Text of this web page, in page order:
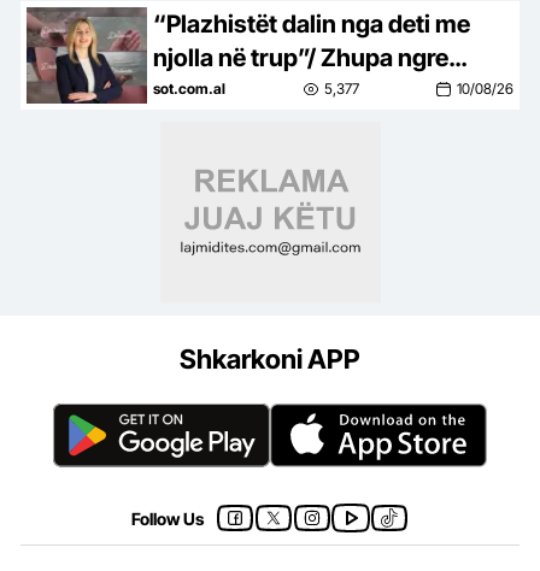
gjithçka
“Plazhistët dalin nga deti me
njolla në trup”/ Zhupa ngre
shqetësimin: Ku janë
sot.com.al 5,377 10/08/26
Shkarkoni APP
Follow Us